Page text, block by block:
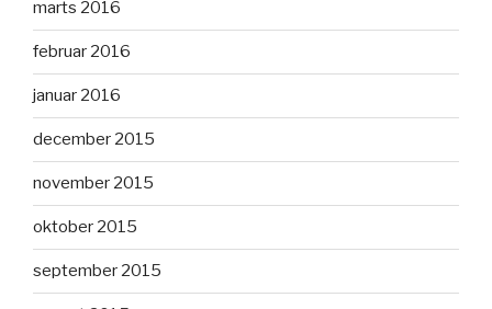
marts 2016
februar 2016
januar 2016
december 2015
november 2015
oktober 2015
september 2015